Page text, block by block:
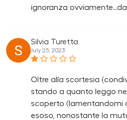
ignoranza
Silvia Turetta
July 25, 2023
Oltre alla scortesia
stando a quanto leggo
scoperto (lamentandomi
esoso, nonostante la